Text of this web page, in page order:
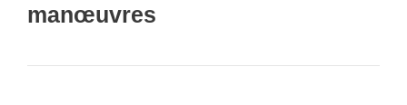
manœuvres